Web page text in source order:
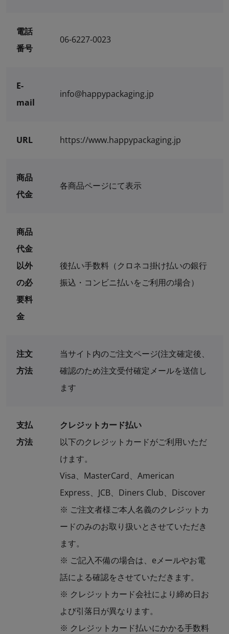
電話
番号
06-6227-0023
E-
mail
info@happypackaging.jp
URL https://www.happypackaging.jp
商品
代金
各商品ページにて表示
商品
代金
以外
の必
要料
金
後払い手数料（クロネコ掛け払いの銀行
振込・コンビニ払いをご利用の場合）
注文
方法
当サイト内のご注文ページ(注文確定後、
確認のため注文受付確定メールを送信し
ます
支払
方法
クレジットカード払い
以下のクレジットカードがご利用いただ
けます。
Visa、MasterCard、American
Express、JCB、Diners Club、Discover
※ ご注文者様ご本人名義のクレジットカ
ードのみのお取り扱いとさせていただき
ます。
※ ご記入不備の場合は、eメールやお電
話による確認をさせていただきます。
※ クレジットカード会社により締め日お
よび引落日が異なります。
※ クレジットカード払いにかかる手数料